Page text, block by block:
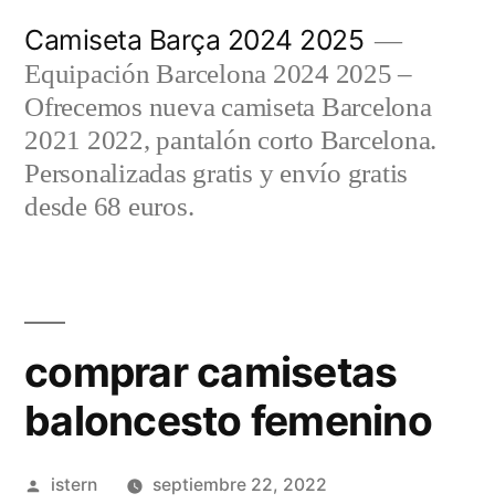
contenido
Camiseta Barça 2024 2025
Equipación Barcelona 2024 2025 –
Ofrecemos nueva camiseta Barcelona
2021 2022, pantalón corto Barcelona.
Personalizadas gratis y envío gratis
desde 68 euros.
comprar camisetas
baloncesto femenino
Publicado
istern septiembre 22, 2022